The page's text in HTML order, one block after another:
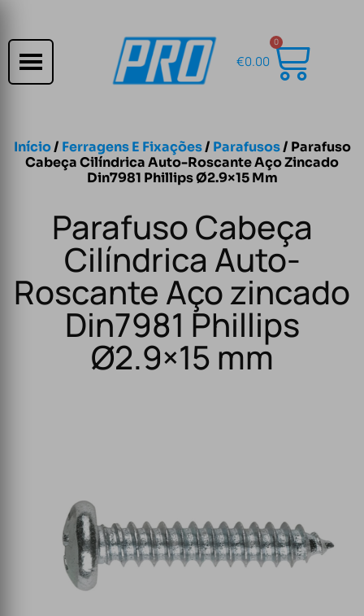
€0.00
0
Início/ Ferragens E Fixações/ Parafusos/ Parafuso
Cabeça Cilíndrica Auto-Roscante Aço Zincado
Din7981 Phillips Ø2.9×15 Mm
Parafuso Cabeça
Cilíndrica Auto-
Roscante Aço zincado
Din7981 Phillips
Ø2.9×15 mm